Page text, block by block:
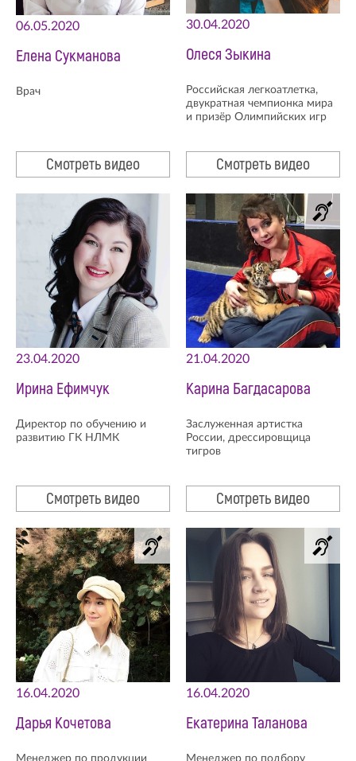
06.05.2020
Елена Сукманова
Врач
Смотреть видео
30.04.2020
Олеся Зыкина
Российская легкоатлетка,
двукратная чемпионка мира
и призёр Олимпийских игр
Смотреть видео
23.04.2020
Ирина Ефимчук
Директор по обучению и
развитию ГК НЛМК
Смотреть видео
21.04.2020
Карина Багдасарова
Заслуженная артистка
России, дрессировщица
тигров
Смотреть видео
16.04.2020
Дарья Кочетова
Менеджер по продукции
16.04.2020
Екатерина Таланова
Менеджер по подбору